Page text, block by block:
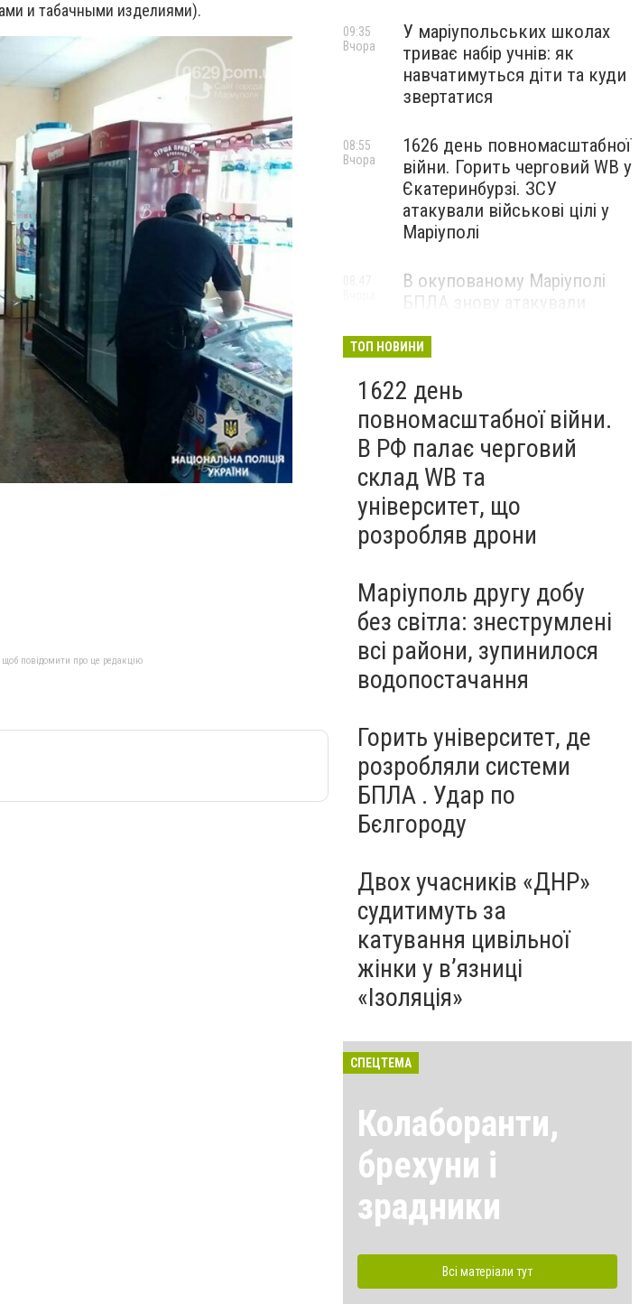
и табачными изделиями).
повідомити про це редакцію
У маріупольських школах
триває набір учнів: як
навчатимуться діти та куди
звертатися
09:35
Вчора
1626 день повномасштабної
війни. Горить черговий WB у
Єкатеринбурзі. ЗСУ
атакували військові цілі у
Маріуполі
08:55
Вчора
В окупованому Маріуполі
БПЛА знову атакували
— ВІДЕО
ТОП НОВИНИ
1622 день
повномасштабної війни.
В РФ палає черговий
склад WB та
університет, що
розробляв дрони
Маріуполь другу добу
без світла: знеструмлені
всі райони, зупинилося
водопостачання
Горить університет, де
розробляли системи
БПЛА . Удар по
Бєлгороду
Двох учасників «ДНР»
судитимуть за
катування цивільної
жінки у в’язниці
«Ізоляція»
СПЕЦТЕМА
Колаборанти,
брехуни і
зрадники
Всі матеріали тут